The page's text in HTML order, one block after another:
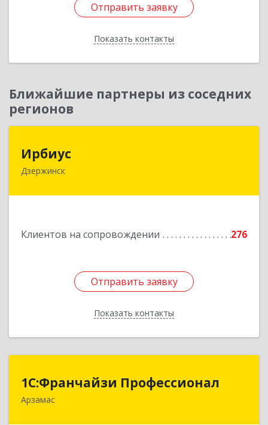
Отправить заявку
Показать контакты
Отправить заявку
Назад
Ближайшие партнеры из соседних
регионов
Ирбиус
Дзержинск
Клиентов на сопровождении 276
Отправить заявку
Показать контакты
606016, Нижегородская обл, Дзержинск г,
Отправить заявку
Назад
1С:Франчайзи Профессионал
Арзамас
1С:Франчайзи Профессионал
607227, Нижегородская обл, Арзамас г, Кирова